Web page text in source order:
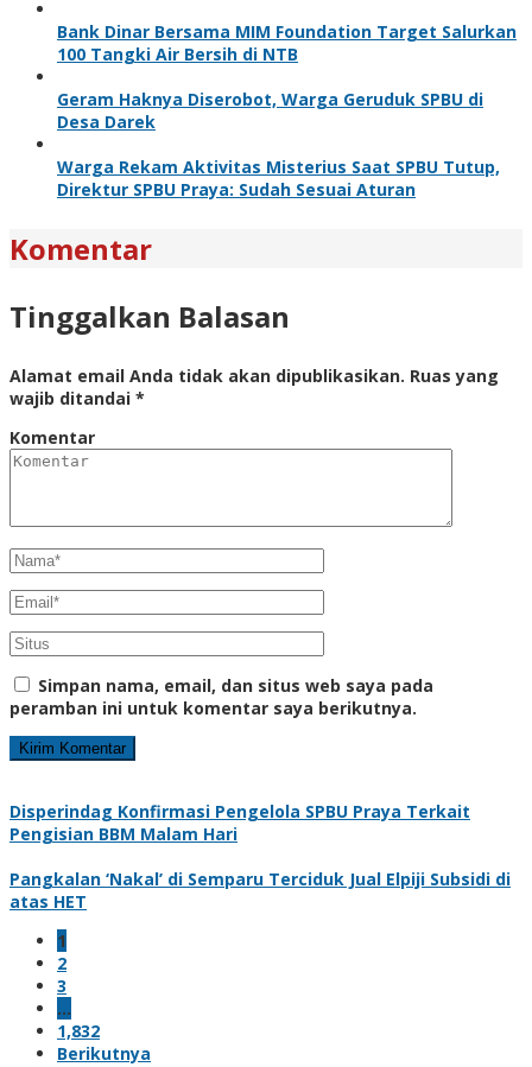
Bank Dinar Bersama MIM Foundation Target Salurkan
100 Tangki Air Bersih di NTB
Geram Haknya Diserobot, Warga Geruduk SPBU di
Desa Darek
Warga Rekam Aktivitas Misterius Saat SPBU Tutup,
Direktur SPBU Praya: Sudah Sesuai Aturan
Komentar
Tinggalkan Balasan
Alamat email Anda tidak akan dipublikasikan. Ruas yang
wajib ditandai *
Komentar
Simpan nama, email, dan situs web saya pada
peramban ini untuk komentar saya berikutnya.
Disperindag Konfirmasi Pengelola SPBU Praya Terkait
Pengisian BBM Malam Hari
Pangkalan ‘Nakal’ di Semparu Terciduk Jual Elpiji Subsidi di
atas HET
1
2
3
…
1,832
Berikutnya